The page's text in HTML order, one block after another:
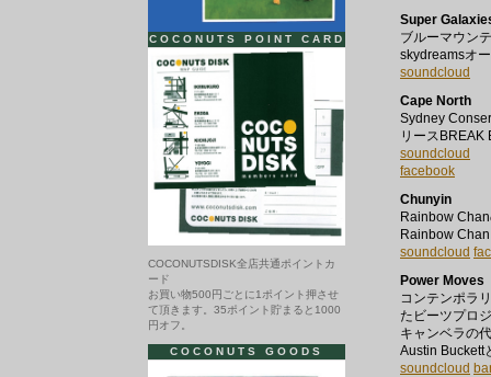
Super
ブルーマウン
skydreamsオ
soundcloud
Cape North
Sydney
リースBREAK
soundcloud
facebook
Chunyin
Rainbow
Rainbow
soundcloud
Power Moves
コンテンポラ
たビーツプロ
キャンベラの
Austin Buckett
soundcloud
COCONUTS POINT CARD
COCONUTSDISK全店共通ポイントカ
ード
お買い物500円ごとに1ポイント押させ
て頂きます。35ポイント貯まると1000
円オフ。
COCONUTS GOODS